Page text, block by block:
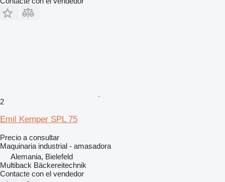
2
Emil Kemper SPL 75
Precio a consultar
Maquinaria industrial - amasadora
Alemania, Bielefeld
Multiback Bäckereitechnik
Contacte con el vendedor